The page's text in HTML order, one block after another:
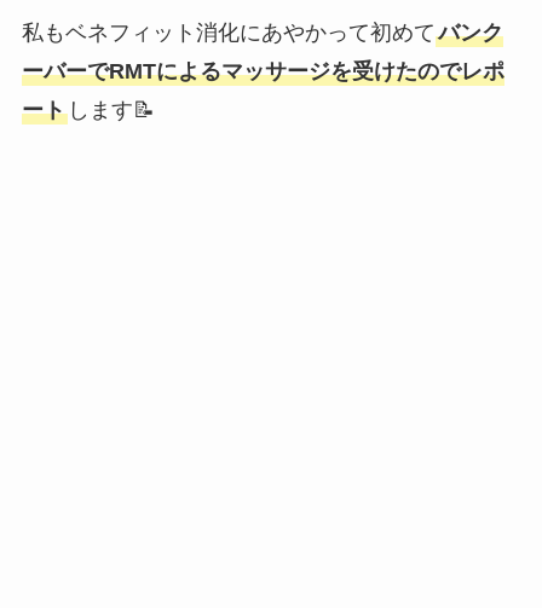
私もベネフィット消化にあやかって初めてバンク
ーバーでRMTによるマッサージを受けたのでレポ
ートします📝